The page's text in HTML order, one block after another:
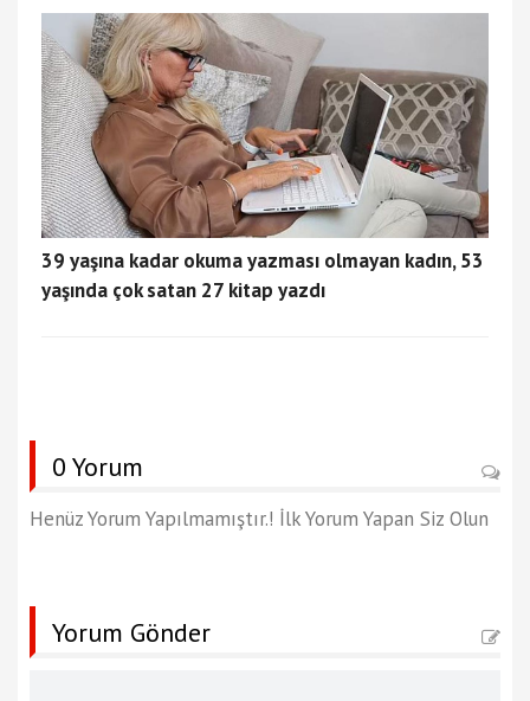
39 yaşına kadar okuma yazması olmayan kadın, 53
yaşında çok satan 27 kitap yazdı
0 Yorum
Henüz Yorum Yapılmamıştır.! İlk Yorum Yapan Siz Olun
Yorum Gönder